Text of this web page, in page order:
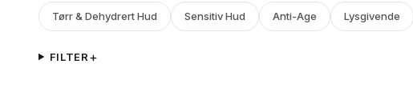
Tørr & Dehydrert Hud Sensitiv Hud Anti-Age Lysgivende
FILTER